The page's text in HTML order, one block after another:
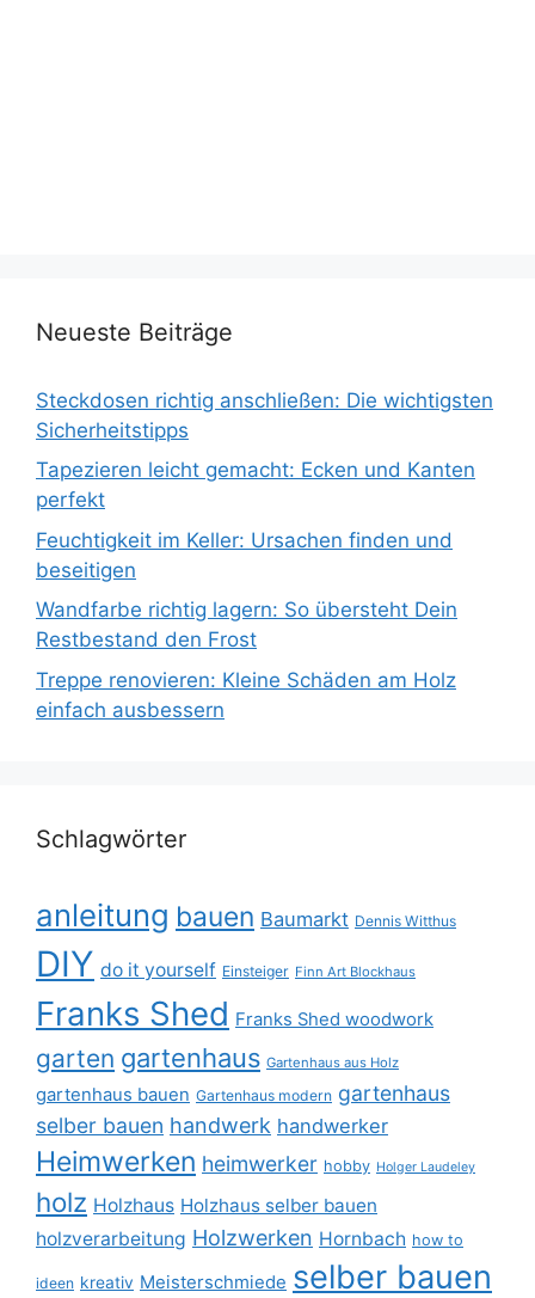
Neueste Beiträge
Steckdosen richtig anschließen: Die wichtigsten
Sicherheitstipps
Tapezieren leicht gemacht: Ecken und Kanten
perfekt
Feuchtigkeit im Keller: Ursachen finden und
beseitigen
Wandfarbe richtig lagern: So übersteht Dein
Restbestand den Frost
Treppe renovieren: Kleine Schäden am Holz
einfach ausbessern
Schlagwörter
anleitung bauen Baumarkt Dennis Witthus
DIY do it yourself Einsteiger Finn Art Blockhaus
Franks Shed Franks Shed woodwork
garten gartenhaus Gartenhaus aus Holz
gartenhaus bauen Gartenhaus modern gartenhaus
selber bauen handwerk handwerker
Heimwerken heimwerker hobby Holger Laudeley
holz Holzhaus Holzhaus selber bauen
holzverarbeitung Holzwerken Hornbach how to
ideen kreativ Meisterschmiede selber bauen